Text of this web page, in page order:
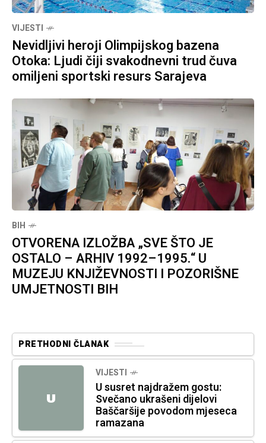
VIJESTI
Nevidljivi heroji Olimpijskog bazena
Otoka: Ljudi čiji svakodnevni trud čuva
omiljeni sportski resurs Sarajeva
BIH
OTVORENA IZLOŽBA „SVE ŠTO JE
OSTALO – ARHIV 1992–1995.“ U
MUZEJU KNJIŽEVNOSTI I POZORIŠNE
UMJETNOSTI BIH
PRETHODNI ČLANAK
U
VIJESTI
U susret najdražem gostu:
Svečano ukrašeni dijelovi
Baščaršije povodom mjeseca
ramazana